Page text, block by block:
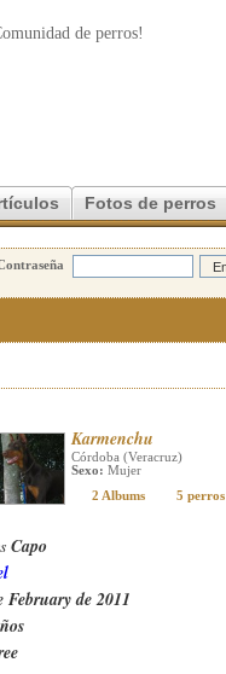
de perros!
Fotos de perros
Karmenchu
Córdoba (Veracruz)
Sexo: Mujer
2 Albums
5 perros
Capo
February de 2011